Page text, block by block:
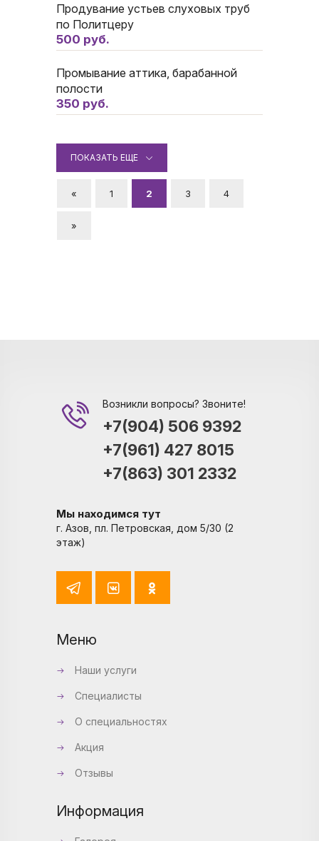
Продувание устьев слуховых труб
по Политцеру
500 руб.
Промывание аттика, барабанной
полости
350 руб.
ПОКАЗАТЬ ЕЩЕ
« 1 2 3 4
»
Возникли вопросы? Звоните!
+7(904) 506 9392
+7(961) 427 8015
+7(863) 301 2332
Мы находимся тут
г. Азов, пл. Петровская, дом 5/30 (2
этаж)
Меню
Наши услуги
Специалисты
О специальностях
Акция
Отзывы
Информация